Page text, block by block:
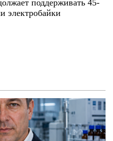
поддерживать 45-
электробайки